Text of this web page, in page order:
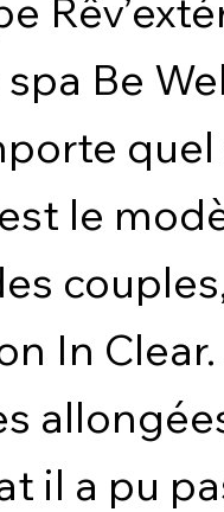
Be
quel
le
In
il a pu